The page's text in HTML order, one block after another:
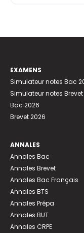
EXAMENS
Simulateur notes Bac
Simulateur notes Brevet
Bac 2026
Brevet 2026
ANNALES
Annales Bac
Annales Brevet
Annales Bac Français
Annales BTS
Annales Prépa
Annales BUT
Annales CRPE